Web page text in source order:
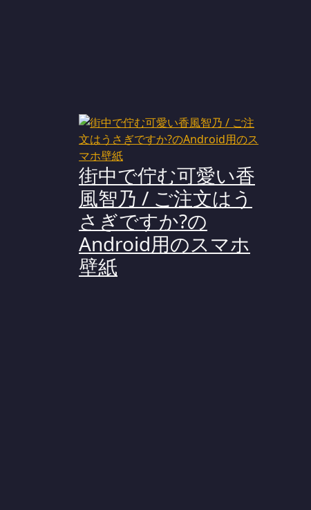
街中で佇む可愛い香
風智乃 / ご注文はう
さぎですか?の
Android用のスマホ
壁紙